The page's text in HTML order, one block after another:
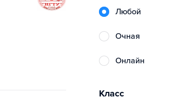
Любой
очная
онлайн
Класс